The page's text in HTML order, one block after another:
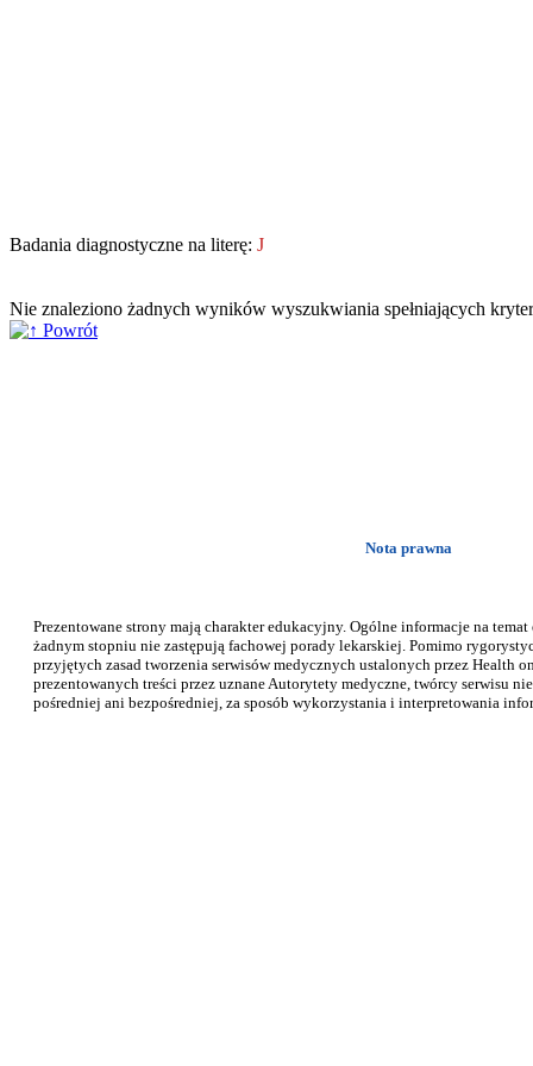
Badania diagnostyczne na literę: J
Nie znaleziono żadnych wyników wyszukwiania spełniających
Powrót
Nota prawna
Prezentowane strony mają charakter edukacyjny. Ogólne informacje na
żadnym stopniu nie zastępują fachowej porady lekarskiej. Pomimo
przyjętych zasad tworzenia serwisów medycznych ustalonych przez Health
prezentowanych treści przez uznane Autorytety medyczne, twórcy serwisu
pośredniej ani bezpośredniej, za sposób wykorzystania i interpretowania